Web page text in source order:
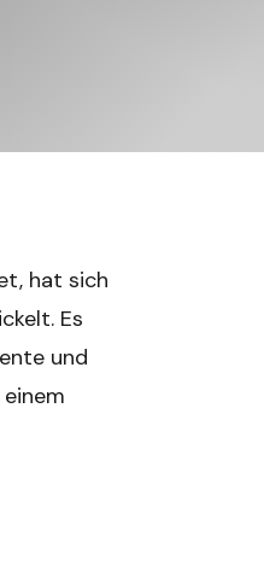
hat sich
Es
und